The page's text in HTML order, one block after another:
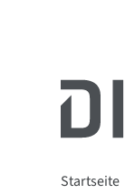
Startseite